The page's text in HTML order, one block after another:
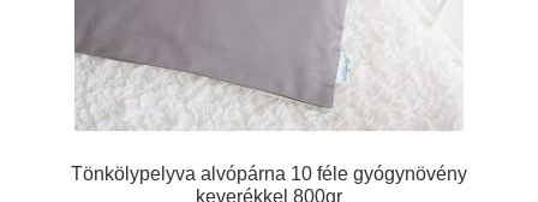
Tönkölypelyva alvópárna 10 féle gyógynövény
keverékkel 800gr